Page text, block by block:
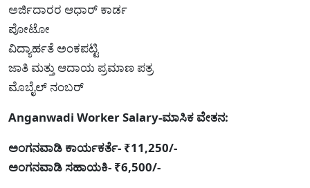
ಅರ್ಜಿದಾರರ ಆಧಾರ್ ಕಾರ್ಡ
ಪೋಟೋ
ವಿದ್ಯಾರ್ಹತೆ ಅಂಕಪಟ್ಟಿ
ಜಾತಿ ಮತ್ತು ಆದಾಯ ಪ್ರಮಾಣ ಪತ್ರ
ಮೊಬೈಲ್ ನಂಬರ್
Anganwadi Worker Salary-ಮಾಸಿಕ ವೇತನ:
ಅಂಗನವಾಡಿ ಕಾರ್ಯಕರ್ತೆ- ₹11,250/-
ಅಂಗನವಾಡಿ ಸಹಾಯಕಿ- ₹6,500/-